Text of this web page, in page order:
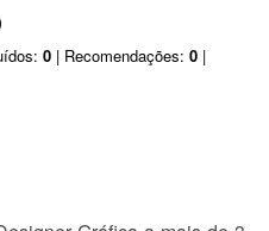
0 | Recomendações: 0 |